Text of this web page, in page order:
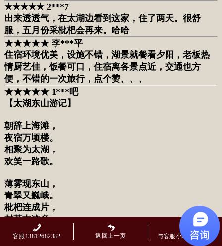
★★★★★ 2***7
出来透透气，在太湖边看到这家，住了两天。很舒
服，五月份采枇杷会再来。哈哈
★★★★★ 李***平
住宿环境优美，设施不错，湖景就餐看夕阳，老板热
情厨艺佳，饭餐可口，住宿离各景点近，交通也方
便，不错的一次旅行，点个赞、、、
★★★★★ 1***吧
【太湖东山游记】
朝辞上海滩，
夜宿万顷楼。
相聚为太湖，
欢笑一路歌。
薄雾现东山，
青翠又巍峨。
枇杷连成片，
村落古迹多。
最美太湖水，
客服13812682382 返回上一页 与客服小马在线交谈